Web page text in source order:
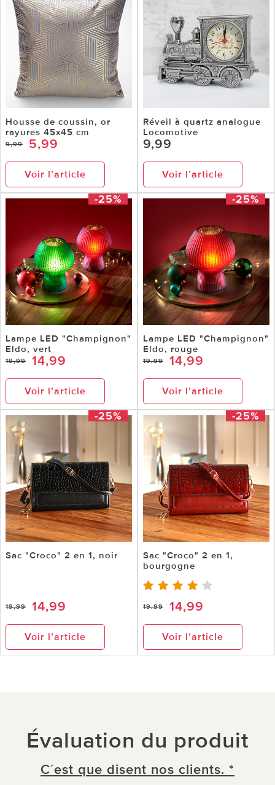
Housse de coussin, or
rayures 45x45 cm
9,99 5,99
Voir l’article
Réveil à quartz analogue
Locomotive
9,99
Voir l’article
-25%
Lampe LED "Champignon"
Eldo, vert
19,99 14,99
Voir l’article
-25%
Lampe LED "Champignon"
Eldo, rouge
19,99 14,99
Voir l’article
-25%
Sac "Croco" 2 en 1, noir
19,99 14,99
Voir l’article
-25%
Sac "Croco" 2 en 1,
bourgogne
19,99 14,99
Voir l’article
Évaluation du produit
C´est que disent nos clients. *